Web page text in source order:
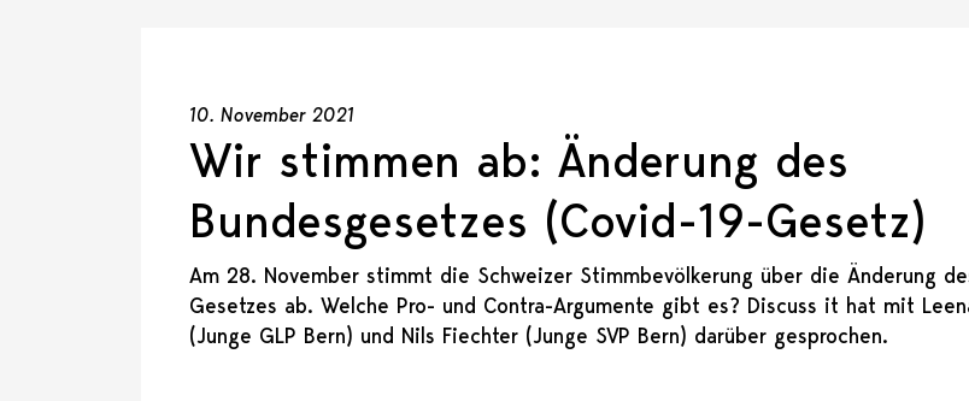
10. November 2021
Wir stimmen ab: Änderung des
Bundesgesetzes (Covid-19-Gesetz)
Am 28. November stimmt die Schweizer Stimmbevölkerung über die Änderung
Gesetzes ab. Welche Pro- und Contra-Argumente gibt es? Discuss it hat mit
(Junge GLP Bern) und Nils Fiechter (Junge SVP Bern) darüber gesprochen.